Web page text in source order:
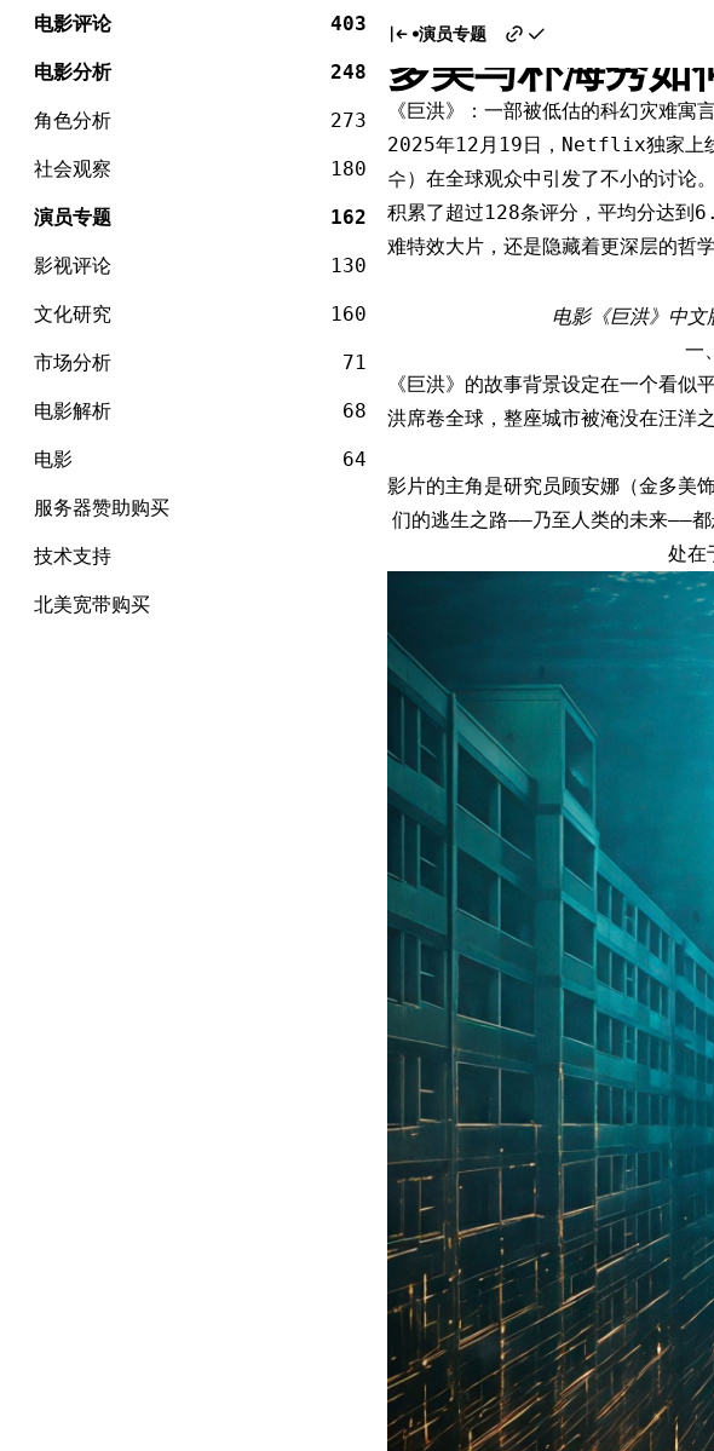
Skip
content
电影评论 403
电影分析 248
角色分析 273
社会观察 180
演员专题 162
影视评论 130
文化研究 160
市场分析 71
电影解析 68
电影 64
服务器赞助购买
技术支持
北美宽带购买
演员专题
《巨洪》深度解
多美与朴海秀如
《巨洪》：一部被低估的科幻灾难
2025年12月19日，Netflix独家上
수）在全球观众中引发了不小的讨论
积累了超过128条评分，平均分达到
难特效大片，还是隐藏着更深层的哲
电影《巨洪》中
一
《巨洪》的故事背景设定在一个看
洪席卷全球，整座城市被淹没在汪洋
影片的主角是研究员顾安娜（金多美
们的逃生之路——乃至人类的未来——
处在